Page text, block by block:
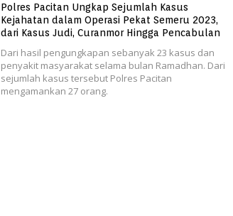
Polres Pacitan Ungkap Sejumlah Kasus
Kejahatan dalam Operasi Pekat Semeru 2023,
dari Kasus Judi, Curanmor Hingga Pencabulan
Dari hasil pengungkapan sebanyak 23 kasus dan
penyakit masyarakat selama bulan Ramadhan. Dari
sejumlah kasus tersebut Polres Pacitan
mengamankan 27 orang.